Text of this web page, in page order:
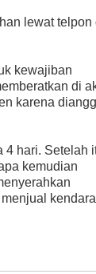
lewat telpon
kewajiban
di
karena
4 hari. Setelah
kemudian